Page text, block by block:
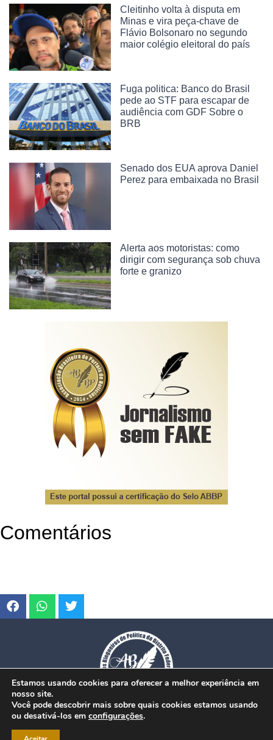
Cleitinho volta à disputa em
Minas e vira peça-chave de
Flávio Bolsonaro no segundo
maior colégio eleitoral do país
Fuga politica: Banco do Brasil
pede ao STF para escapar de
audiência com GDF Sobre o
BRB
Senado dos EUA aprova Daniel
Perez para embaixada no Brasil
Alerta aos motoristas: como
dirigir com segurança sob chuva
forte e granizo
Comentários
© Copyright 2026. www.dfmobilidade.com.br - Todos os direitos reservados.
Estamos usando cookies para oferecer a melhor experiência em
nosso site.
Você pode descobrir mais sobre quais cookies estamos usando
ou desativá-los em configurações.